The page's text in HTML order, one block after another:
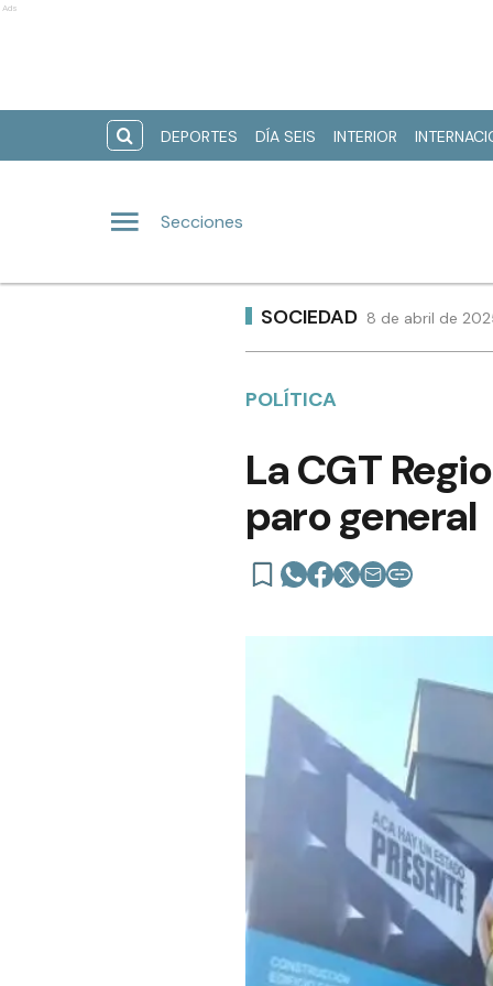
Ads
DEPORTES DÍA SEIS INTERIOR
Secciones
SOCIEDAD 8 de abril de
POLÍTICA
La CGT
paro general